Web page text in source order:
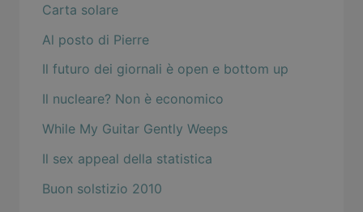
Carta solare
Al posto di Pierre
Il futuro dei giornali è open e bottom up
Il nucleare? Non è economico
While My Guitar Gently Weeps
Il sex appeal della statistica
Buon solstizio 2010